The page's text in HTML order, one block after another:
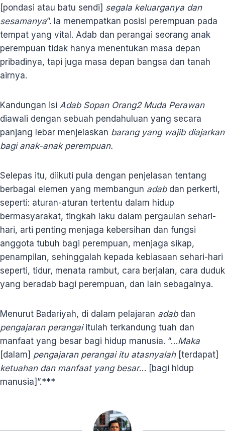
[pondasi atau batu sendi] segala keluarganya dan
sesamanya”. Ia menempatkan posisi perempuan pada
tempat yang vital. Adab dan perangai seorang anak
perempuan tidak hanya menentukan masa depan
pribadinya, tapi juga masa depan bangsa dan tanah
airnya.
Kandungan isi Adab Sopan Orang2 Muda Perawan
diawali dengan sebuah pendahuluan yang secara
panjang lebar menjelaskan barang yang wajib diajarkan
bagi anak-anak perempuan.
Selepas itu, diikuti pula dengan penjelasan tentang
berbagai elemen yang membangun adab dan perkerti,
seperti: aturan-aturan tertentu dalam hidup
bermasyarakat, tingkah laku dalam pergaulan sehari-
hari, arti penting menjaga kebersihan dan fungsi
anggota tubuh bagi perempuan, menjaga sikap,
penampilan, sehinggalah kepada kebiasaan sehari-hari
seperti, tidur, menata rambut, cara berjalan, cara duduk
yang beradab bagi perempuan, dan lain sebagainya.
Menurut Badariyah, di dalam pelajaran adab dan
pengajaran perangaiitulah terkandung tuah dan
manfaat yang besar bagi hidup manusia. “…Maka
[dalam] pengajaran perangai itu atasnyalah [terdapat]
ketuahan dan manfaat yang besar… [bagi hidup
manusia]”.***